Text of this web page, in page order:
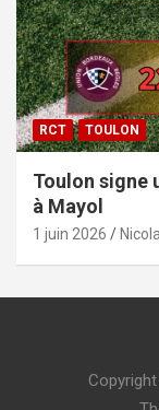
RCT TOULON
Toulon signe
à Mayol
1 juin 2026